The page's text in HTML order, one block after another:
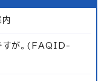
すが。(FAQID-